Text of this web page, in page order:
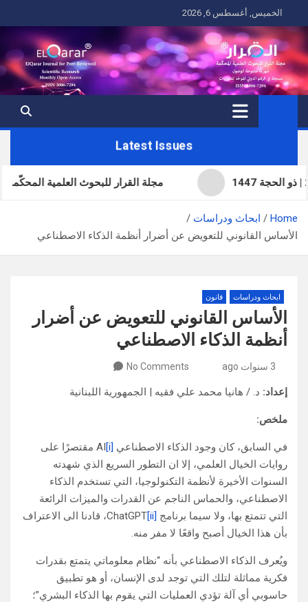
to
content
الخميس, أغسطس 6, 2026
Latest Issues
مجلة القرار للبحوث العلمية المحكّمة |
Home
ابحاث ودراسات
الأساس القانوني للتعويض عن أضرار أنظمة الذكاء الاصطناعي
ابحاث ودراسات قانون
الأساس القانوني للتعويض عن أضرار
أنظمة الذكاء الاصطناعي
3 سنوات ago No Comments
إعداد: د. / هانيا محمد علي فقيه | الجمهورية اللبنانية
ملخص:
في السابق، كان وجود الذكاء الاصطناعي AI [i]
مقتصرًا على
روايات الخيال العلمي، إلا ان التطور السريع الذي شهدته
السنوات الأخيرة لأنظمة التكنولوجيا، التي تستخدم الذكاء
الاصطناعي، والحماس الناجم عن القدرات والميزات الرائعة
التي تتمتع بها، ولا سيما برنامج ChatGPT [ii]
، قادنا الى الاعتراف
بأن هذا الخيال أصبح واقعًا لا مفر منه.
ويُعرف الذكاء الاصطناعي بأنه “نظام معلوماتي يتمتع بقدرات
فكرية مماثلة لتلك التي توجد لدى الإنسان، أو هو تطبيق
حاسوبي أي آلة تؤدي العمليات التي يقوم بها الذكاء البشري”؛